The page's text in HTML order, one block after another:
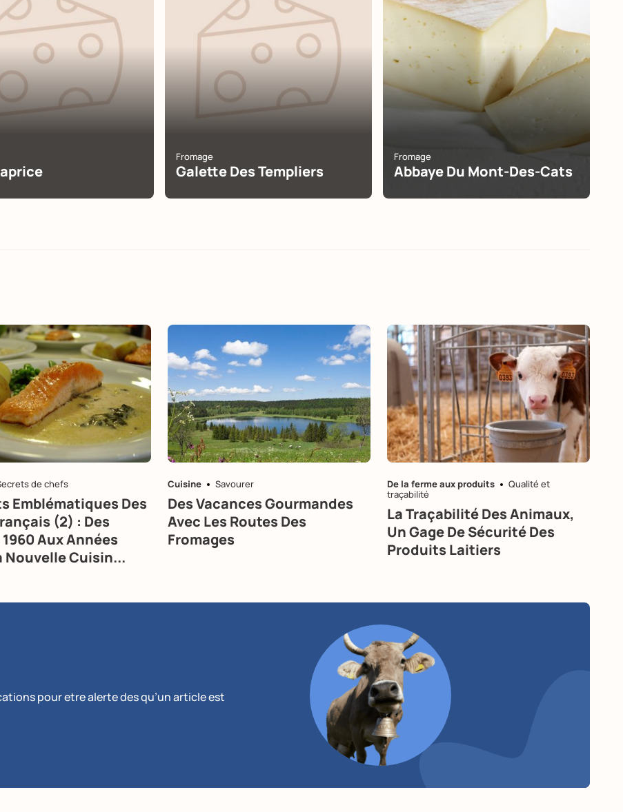
Fromage
Galette Des Templiers
Fromage
Abbaye Du Mont-Des-Cats
de chefs
Emblématiques Des
(2) : Des
Aux Années
Nouvelle Cuisin...
Cuisine Savourer
Des Vacances Gourmandes
Avec Les Routes Des
Fromages
De la ferme aux produits
Qualité et
traçabilité
La Traçabilité Des Animaux,
Un Gage De Sécurité Des
Produits Laitiers
pour etre alerte des qu’un article est